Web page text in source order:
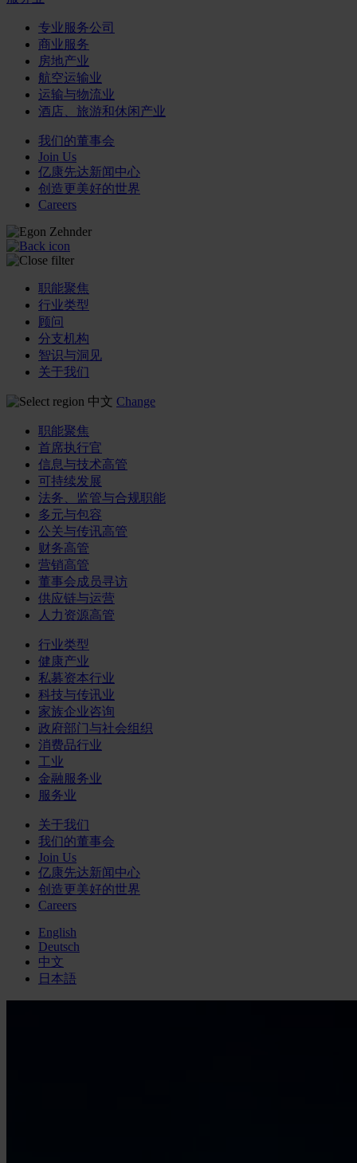
专业服务公司
商业服务
房地产业
航空运输业
运输与物流业
酒店、旅游和休闲产业
我们的董事会
Join Us
亿康先达新闻中心
创造更美好的世界
Careers
职能聚焦
行业类型
顾问
分支机构
智识与洞见
关于我们
中文 Change
职能聚焦
首席执行官
信息与技术高管
可持续发展
法务、监管与合规职能
多元与包容
公关与传讯高管
财务高管
营销高管
董事会成员寻访
供应链与运营
人力资源高管
行业类型
健康产业
私募资本行业
科技与传讯业
家族企业咨询
政府部门与社会组织
消费品行业
工业
金融服务业
服务业
关于我们
我们的董事会
Join Us
亿康先达新闻中心
创造更美好的世界
Careers
English
Deutsch
中文
日本語